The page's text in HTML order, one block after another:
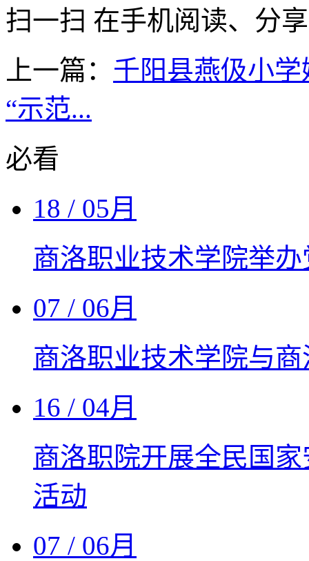
扫一扫 在手机阅读、分
上一篇： 千阳县燕伋小
“示范...
必看
18 / 05月
商洛职业技术学院举
07 / 06月
商洛职业技术学院与
16 / 04月
商洛职院开展全民国
活动
07 / 06月